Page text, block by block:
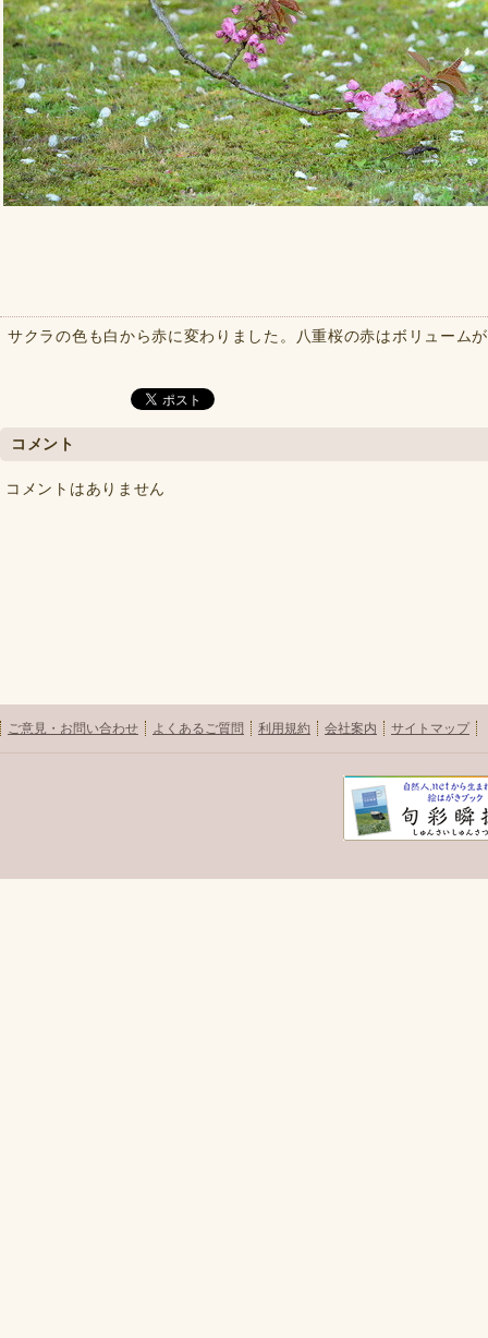
サクラの色も白から赤に変わりました。八重桜の赤はボリューム
コメント
コメントはありません
ご意見・お問い合わせ よくあるご質問 利用規約 会社案内 サイトマップ